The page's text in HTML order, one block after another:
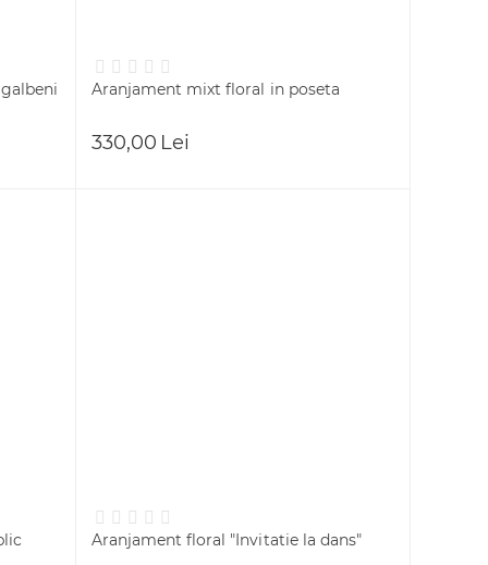
Aranjament mixt floral in poseta
330,00 Lei
Aranjament floral "Invitatie la dans"